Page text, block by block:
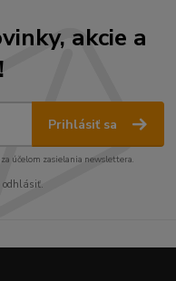
akcie a
Prihlásiť sa
za účelom zasielania newslettera.
odhlásiť.